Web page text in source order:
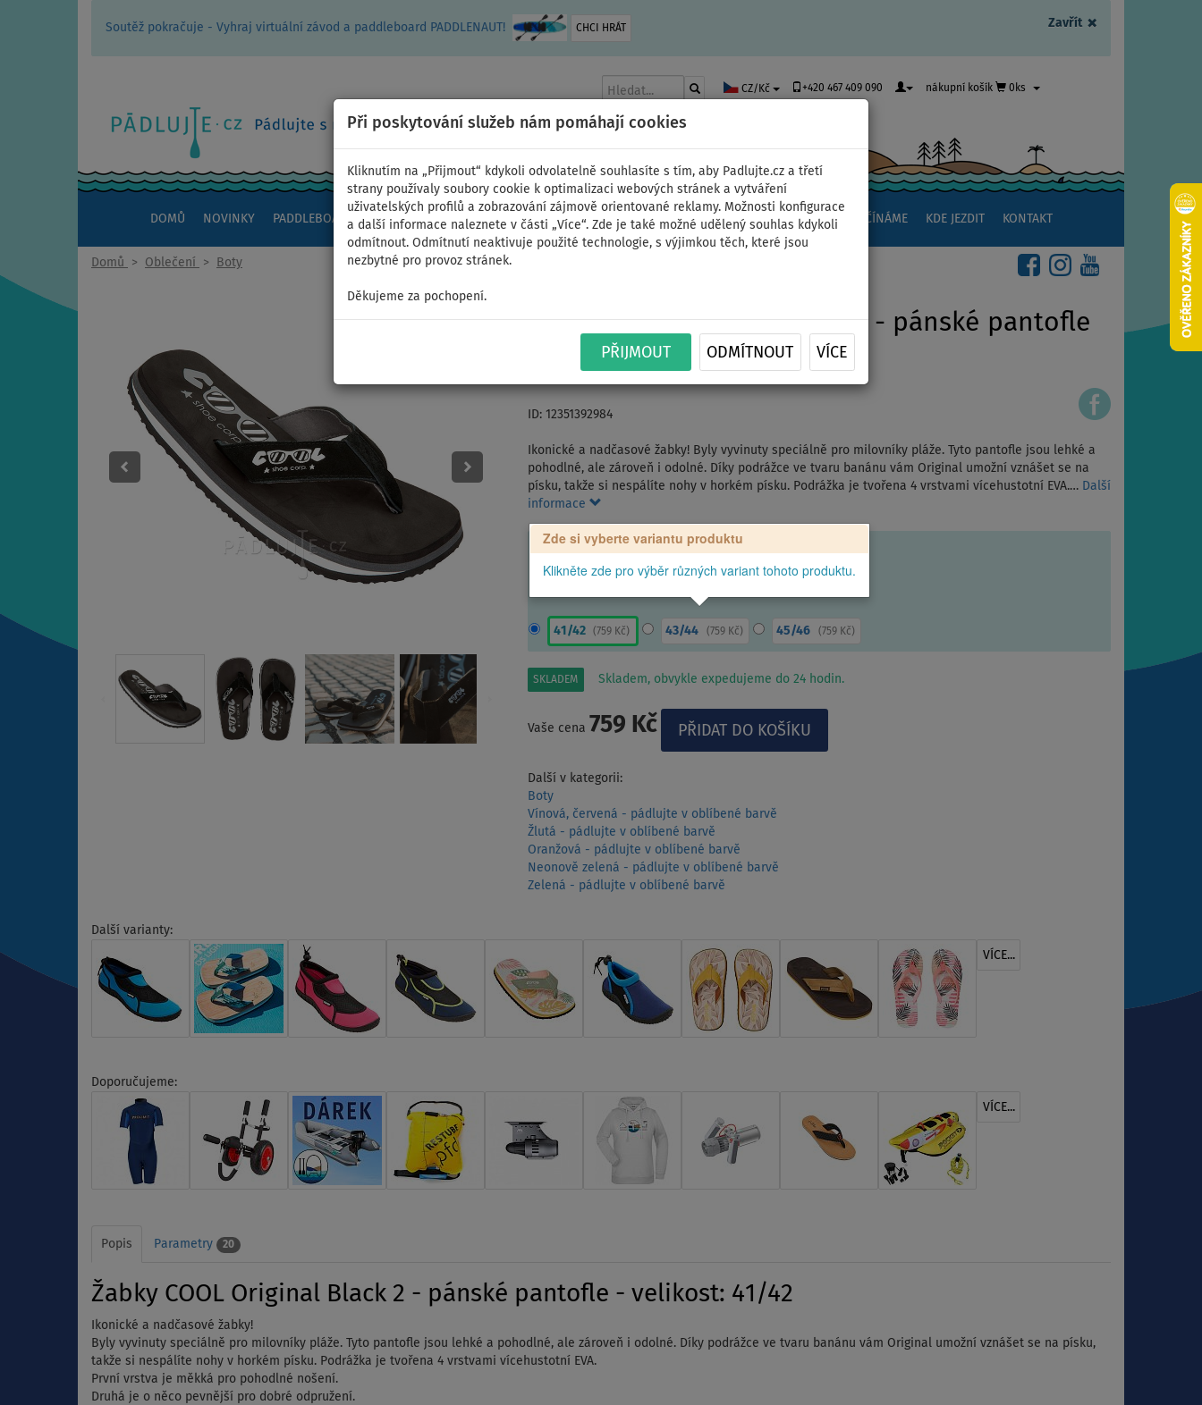
Zavřít ×
Soutěž pokračuje - Vyhraj virtuální závod a paddleboard PADDLENAUT! CHCI HRÁT
Při poskytování služeb nám pomáhají cookies
Kliknutím na „Přijmout“ kdykoli odvolatelně souhlasíte s tím, aby Padlujte.cz a třetí
strany používaly soubory cookie k optimalizaci webových stránek a vytváření
uživatelských profilů a zobrazování zájmově orientované reklamy. Možnosti konfigurace
a další informace naleznete v části „Více“. Zde je také možné udělený souhlas kdykoli
odmítnout. Odmítnutí neaktivuje použité technologie, s výjimkou těch, které jsou
nezbytné pro provoz stránek.
Děkujeme za pochopení.
PŘIJMOUT ODMÍTNOUT VÍCE
CZ/Kč +420 467 409 090 nákupní košík 0ks
DOMŮ NOVINKY PADDLEBOARDY KAJAKY ČLUNY A MOTORY PÁDLA PLACHTY OBLEČENÍ PŘÍSLUŠENSTVÍ ZAČÍNÁME KDE JEZDIT KONTAKT
Domů > Oblečení > Boty
Žabky COOL Original Black 2 - pánské pantofle
- velikost: 41/42
ID: 12351392984
Ikonické a nadčasové žabky! Byly vyvinuty speciálně pro milovníky pláže. Tyto pantofle jsou lehké a
pohodlné, ale zároveň i odolné. Díky podrážce ve tvaru banánu vám Original umožní vznášet se na
písku, takže si nespálíte nohy v horkém písku. Podrážka je tvořena 4 vrstvami vícehustotní EVA.… Další
informace
Zde si vyberte variantu produktu
Klikněte zde pro výběr různých variant tohoto produktu.
41/42 ( 759 Kč) 43/44 ( 759 Kč) 45/46 ( 759 Kč)
SKLADEM Skladem, obvykle expedujeme do 24 hodin.
Vaše cena 759 Kč
Další v kategorii:
Boty
Vínová, červená - pádlujte v oblíbené barvě
Žlutá - pádlujte v oblíbené barvě
Oranžová - pádlujte v oblíbené barvě
Neonově zelená - pádlujte v oblíbené barvě
Zelená - pádlujte v oblíbené barvě
Další varianty:
VÍCE...
Doporučujeme:
VÍCE...
Popis Parametry 20
Žabky COOL Original Black 2 - pánské pantofle - velikost: 41/42
Ikonické a nadčasové žabky!
Byly vyvinuty speciálně pro milovníky pláže. Tyto pantofle jsou lehké a pohodlné, ale zároveň i odolné. Díky podrážce ve tvaru banánu vám Original umožní vznášet se na písku,
takže si nespálíte nohy v horkém písku. Podrážka je tvořena 4 vrstvami vícehustotní EVA.
První vrstva je měkká pro pohodlné nošení.
Druhá je o něco pevnější pro dobré odpružení.